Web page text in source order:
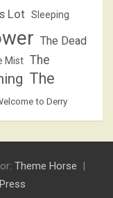
Lot Sleeping
The Dead
Mist The
The
to Derry
Theme Horse